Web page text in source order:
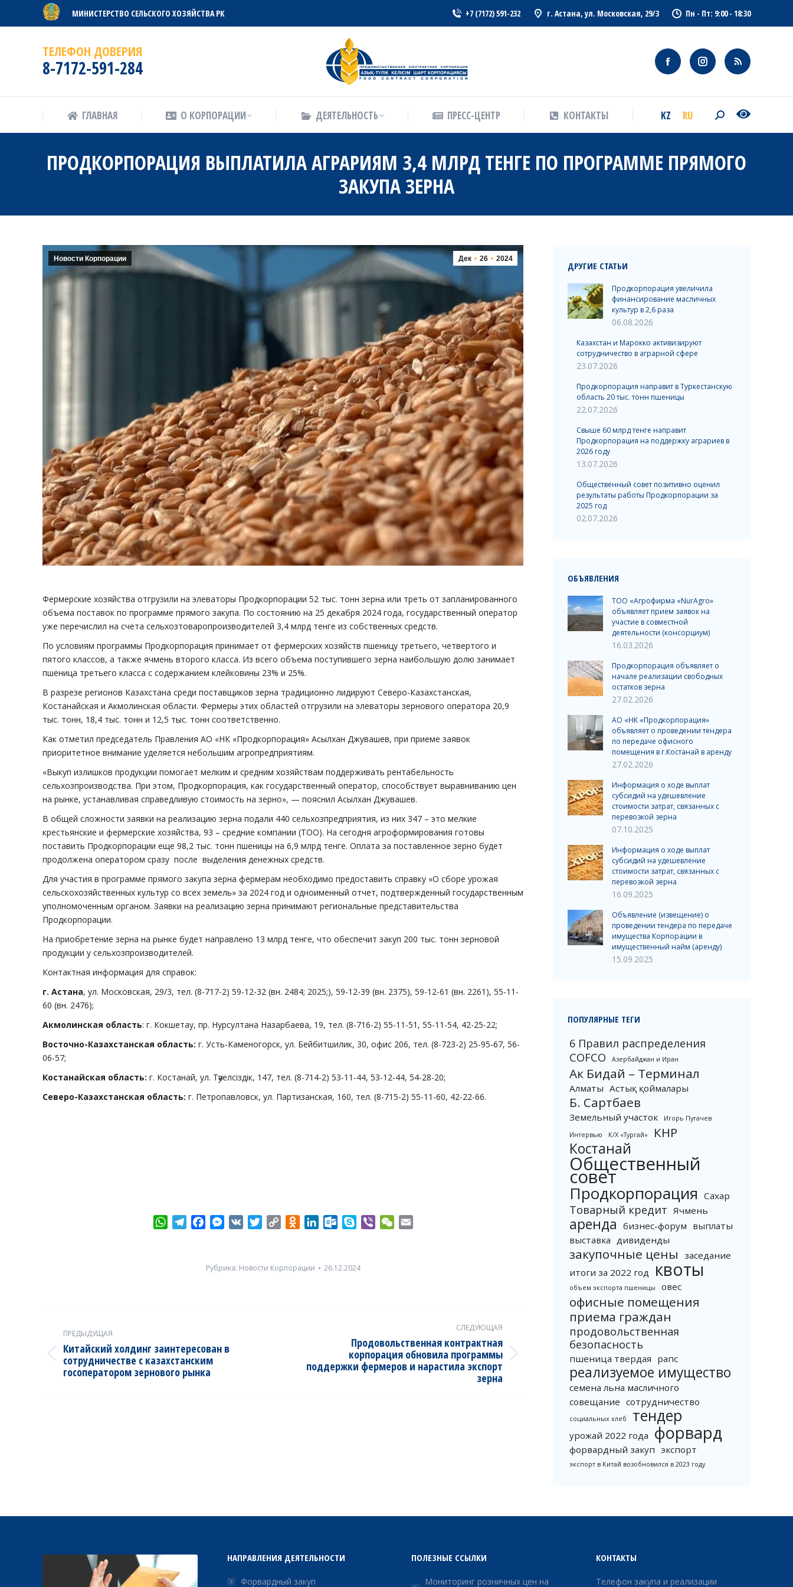
МИНИСТЕРСТВО СЕЛЬСКОГО ХОЗЯЙСТВА РК +7 (7172) 591-232 г. Астана, ул. Московская, 29/3 Пн - Пт: 9:00 - 18:30
ТЕЛЕФОН ДОВЕРИЯ
8-7172-591-284
ГЛАВНАЯ О КОРПОРАЦИИ ДЕЯТЕЛЬНОСТЬ ПРЕСС-ЦЕНТР КОНТАКТЫ KZ RU Search:
ПРОДКОРПОРАЦИЯ ВЫПЛАТИЛА АГРАРИЯМ 3,4 МЛРД ТЕНГЕ ПО ПРОГРАММЕ ПРЯМОГО
ЗАКУПА ЗЕРНА
Дек 26 2024
Новости Корпорации
Фермерские хозяйства отгрузили на элеваторы Продкорпорации 52 тыс. тонн зерна или треть от запланированного
объема поставок по программе прямого закупа. По состоянию на 25 декабря 2024 года, государственный оператор
уже перечислил на счета сельхозтоваропроизводителей 3,4 млрд тенге из собственных средств.
По условиям программы Продкорпорация принимает от фермерских хозяйств пшеницу третьего, четвертого и
пятого классов, а также ячмень второго класса. Из всего объема поступившего зерна наибольшую долю занимает
пшеница третьего класса с содержанием клейковины 23% и 25%.
В разрезе регионов Казахстана среди поставщиков зерна традиционно лидируют Северо-Казахстанская,
Костанайская и Акмолинская области. Фермеры этих областей отгрузили на элеваторы зернового оператора 20,9
тыс. тонн, 18,4 тыс. тонн и 12,5 тыс. тонн соответственно.
Как отметил председатель Правления АО «НК «Продкорпорация» Асылхан Джувашев, при приеме заявок
приоритетное внимание уделяется небольшим агропредприятиям.
«Выкуп излишков продукции помогает мелким и средним хозяйствам поддерживать рентабельность
сельхозпроизводства. При этом, Продкорпорация, как государственный оператор, способствует выравниванию цен
на рынке, устанавливая справедливую стоимость на зерно», — пояснил Асылхан Джувашев.
В общей сложности заявки на реализацию зерна подали 440 сельхозпредприятия, из них 347 – это мелкие
крестьянские и фермерские хозяйства, 93 – средние компании (ТОО). На сегодня агроформирования готовы
поставить Продкорпорации еще 98,2 тыс. тонн пшеницы на 6,9 млрд тенге. Оплата за поставленное зерно будет
продолжена оператором сразу после выделения денежных средств.
Для участия в программе прямого закупа зерна фермерам необходимо предоставить справку «О сборе урожая
сельскохозяйственных культур со всех земель» за 2024 год и одноименный отчет, подтвержденный государственным
уполномоченным органом. Заявки на реализацию зерна принимают региональные представительства
Продкорпорации.
На приобретение зерна на рынке будет направлено 13 млрд тенге, что обеспечит закуп 200 тыс. тонн зерновой
продукции у сельхозпроизводителей.
Контактная информация для справок:
г. Астана, ул. Московская, 29/3, тел. (8-717-2) 59-12-32 (вн. 2484; 2025;), 59-12-39 (вн. 2375), 59-12-61 (вн. 2261), 55-11-
60 (вн. 2476);
Акмолинская область: г. Кокшетау, пр. Нурсултана Назарбаева, 19, тел. (8-716-2) 55-11-51, 55-11-54, 42-25-22;
Восточно-Казахстанская область: г. Усть-Каменогорск, ул. Бейбитшилик, 30, офис 206, тел. (8-723-2) 25-95-67, 56-
06-57;
Костанайская область: г. Костанай, ул. Тәуелсіздік, 147, тел. (8-714-2) 53-11-44, 53-12-44, 54-28-20;
Северо-Казахстанская область: г. Петропавловск, ул. Партизанская, 160, тел. (8-715-2) 55-11-60, 42-22-66.
WhatsApp
TelegramFacebookMessenger
VK Twitter
Copy
Odnoklassniki
LinkedInOutlook.com
SkypeViber WeChat
Рубрика: Новости Корпорации 26.12.2024
navigation
ПРЕДЫДУЩАЯ
Previous
post:
Китайский холдинг заинтересован в
сотрудничестве с казахстанским
госоператором зернового рынка
СЛЕДУЮЩАЯ
post:
Продовольственная контрактная
корпорация обновила программы
поддержки фермеров и нарастила экспорт
зерна
ДРУГИЕ СТАТЬИ
Продкорпорация увеличила
финансирование масличных
культур в 2,6 раза
06.08.2026
Казахстан и Марокко активизируют
сотрудничество в аграрной сфере
23.07.2026
Продкорпорация направит в Туркестанскую
область 20 тыс. тонн пшеницы
22.07.2026
Свыше 60 млрд тенге направит
Продкорпорация на поддержку аграриев в
2026 году
13.07.2026
Общественный совет позитивно оценил
результаты работы Продкорпорации за
2025 год
02.07.2026
ОБЪЯВЛЕНИЯ
ТОО «Агрофирма «NurAgro»
объявляет прием заявок на
участие в совместной
деятельности (консорциум)
16.03.2026
Продкорпорация объявляет о
начале реализации свободных
остатков зерна
27.02.2026
АО «НК «Продкорпорация»
объявляет о проведении тендера
по передаче офисного
помещения в г.Костанай в аренду
27.02.2026
Информация о ходе выплат
субсидий на удешевление
стоимости затрат, связанных с
перевозкой зерна
07.10.2025
Информация о ходе выплат
субсидий на удешевление
стоимости затрат, связанных с
перевозкой зерна
16.09.2025
Объявление (извещение) о
проведении тендера по передаче
имущества Корпорации в
имущественный найм (аренду)
15.09.2025
ПОПУЛЯРНЫЕ ТЕГИ
6 Правил распределения
COFCO
Азербайджан и Иран
Ак Бидай – Терминал
Алматы Астық қоймалары
Б. Сартбаев
Земельный участок
Игорь Пугачев
Интервью
К/Х «Тургай» КНР
Костанай
Общественный
совет
Продкорпорация Сахар
Товарный кредит Ячмень
аренда бизнес-форум выплаты
выставка дивиденды
закупочные цены заседание
итоги за 2022 год
квоты
объем экспорта пшеницы овес
офисные помещения
приема граждан
продовольственная
безопасность
пшеница твердая рапс
реализуемое имущество
семена льна масличного
совещание сотрудничество
социальных хлеб тендер
урожай 2022 года форвард
форвардный закуп экспорт
экспорт в Китай возобновился в 2023 году
НАПРАВЛЕНИЯ ДЕЯТЕЛЬНОСТИ
Форвардный закуп
ПОЛЕЗНЫЕ ССЫЛКИ
Мониторинг розничных цен на
КОНТАКТЫ
Телефон закупа и реализации
ГЛАВНАЯ О КОРПОРАЦИИ ПРЕСС-ЦЕНТР КОНТАКТЫ RU Search: